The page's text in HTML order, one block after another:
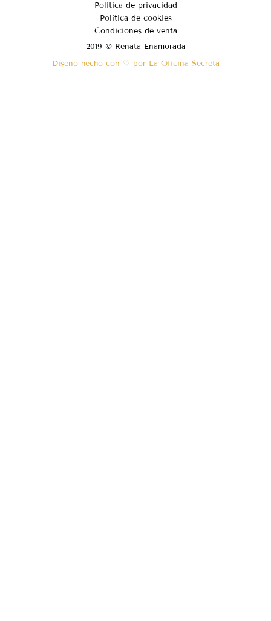
Política de privacidad
Política de cookies
Condiciones de venta
2019 © Renata Enamorada
Diseño hecho con ♡ por La Oficina Secreta